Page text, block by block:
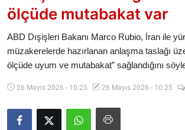
Yaşam
Güncel
Analiz
Makaleler
Galeri
ölçüde mutabakat var
ABD Dışişleri Bakanı Marco Rubio, İran ile
müzakerelerde hazırlanan anlaşma taslağı
ölçüde uyum ve mutabakat” sağlandığını
26 Mayıs 2026 - 10:25 26 Mayıs 2026 - 10:25